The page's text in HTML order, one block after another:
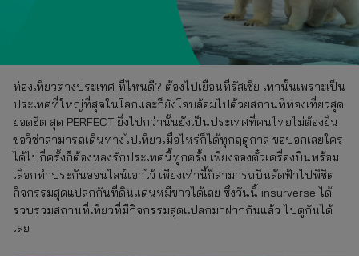
ท่องเที่ยวต่างประเทศ ที่ไหนดี? ต้องไปเยือนที่รัสเซีย เท่านั้นเพราะเป็น
ประเทศที่ใหญ่ที่สุดในโลกและก็ยังโอบล้อมไปด้วยสถานที่ท่องเที่ยวสุด
ยอดฮิต สุด PERFECT ยิ่งไปกว่านั้นยังเป็นประเทศที่คนไทยไม่ต้องยื่น
ขอวีซ่าสามารถเดินทางไปเที่ยวเมื่อไหร่ก็ได้ทุกฤดูกาล ขอบอกเลยใคร
ได้ไปกี่ครั้งก็ต้องหลงรักประเทศนี้ทุกครั้ง เพียงจองตั๋วเครื่องบินพร้อม
เลือกทำประกันออนไลน์เอาไว้ เพียงเท่านี้ก็สามารถบินลัดฟ้าไปพิชิต
กิจกรรมสุดแปลกกันที่ดินแดนหมีขาวได้เลย ซึ่งวันนี้ insurverse ได้
รวบรวมสถานที่เที่ยวที่มีกิจกรรมสุดแปลกมาฝากกันแล้ว ไปดูกันได้
เลย